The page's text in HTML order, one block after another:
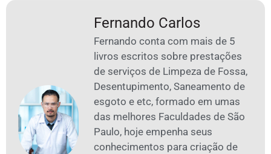
Fernando Carlos
Fernando conta com mais de 5
livros escritos sobre prestações
de serviços de Limpeza de Fossa,
Desentupimento, Saneamento de
esgoto e etc, formado em umas
das melhores Faculdades de São
Paulo, hoje empenha seus
conhecimentos para criação de